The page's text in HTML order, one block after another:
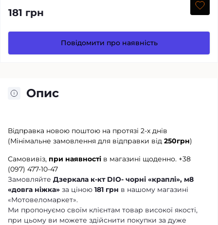
181 грн
Повідомити про наявність
Опис
Відправка новою поштою на протязі 2-х днів
(Мінімальне замовлення для відправки від 250грн)
Самовивіз, при наявності в магазині щоденно. +38
(097) 477-10-47
Замовляйте Дзеркала к-кт DIO- чорні «краплі», м8
«довга ніжка» за ціною 181 грн в нашому магазині
«Мотовеломаркет».
Ми пропонуємо своїм клієнтам товар високої якості,
при цьому ви можете здійснити покупки за дуже